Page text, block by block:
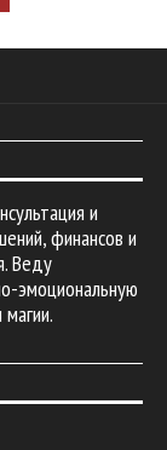
и
финансов и
Веду
эмоциональную